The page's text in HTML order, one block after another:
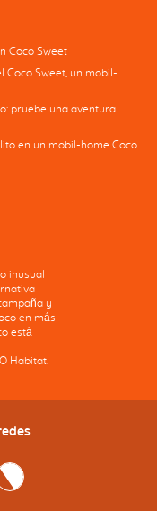
Coco Sweet
Coco Sweet, un mobil-
pruebe una aventura
en un mobil-home Coco
inusual
y
en más
está
Habitat.